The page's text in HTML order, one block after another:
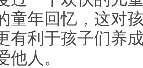
童年回忆，这对
有利于孩子们养
他人。